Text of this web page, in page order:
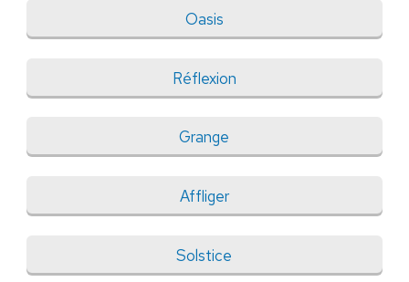
Oasis
Réflexion
Grange
Affliger
Solstice